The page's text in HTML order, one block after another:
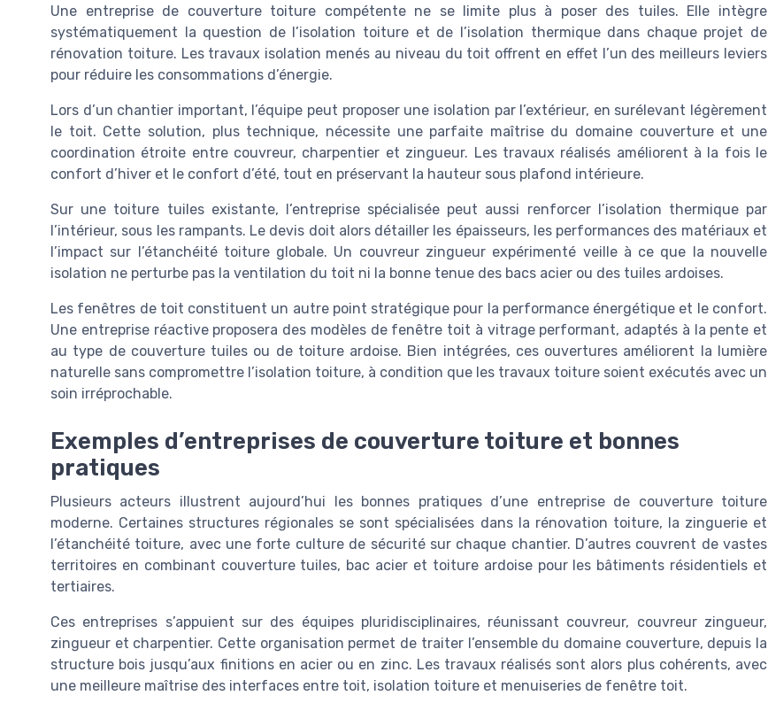
Une entreprise de couverture toiture compétente ne se limite plus à poser des tuiles. Elle intègre
systématiquement la question de l’isolation toiture et de l’isolation thermique dans chaque projet de
rénovation toiture. Les travaux isolation menés au niveau du toit offrent en effet l’un des meilleurs leviers
pour réduire les consommations d’énergie.
Lors d’un chantier important, l’équipe peut proposer une isolation par l’extérieur, en surélevant légèrement
le toit. Cette solution, plus technique, nécessite une parfaite maîtrise du domaine couverture et une
coordination étroite entre couvreur, charpentier et zingueur. Les travaux réalisés améliorent à la fois le
confort d’hiver et le confort d’été, tout en préservant la hauteur sous plafond intérieure.
Sur une toiture tuiles existante, l’entreprise spécialisée peut aussi renforcer l’isolation thermique par
l’intérieur, sous les rampants. Le devis doit alors détailler les épaisseurs, les performances des matériaux et
l’impact sur l’étanchéité toiture globale. Un couvreur zingueur expérimenté veille à ce que la nouvelle
isolation ne perturbe pas la ventilation du toit ni la bonne tenue des bacs acier ou des tuiles ardoises.
Les fenêtres de toit constituent un autre point stratégique pour la performance énergétique et le confort.
Une entreprise réactive proposera des modèles de fenêtre toit à vitrage performant, adaptés à la pente et
au type de couverture tuiles ou de toiture ardoise. Bien intégrées, ces ouvertures améliorent la lumière
naturelle sans compromettre l’isolation toiture, à condition que les travaux toiture soient exécutés avec un
soin irréprochable.
Exemples d’entreprises de couverture toiture et bonnes
pratiques
Plusieurs acteurs illustrent aujourd’hui les bonnes pratiques d’une entreprise de couverture toiture
moderne. Certaines structures régionales se sont spécialisées dans la rénovation toiture, la zinguerie et
l’étanchéité toiture, avec une forte culture de sécurité sur chaque chantier. D’autres couvrent de vastes
territoires en combinant couverture tuiles, bac acier et toiture ardoise pour les bâtiments résidentiels et
tertiaires.
Ces entreprises s’appuient sur des équipes pluridisciplinaires, réunissant couvreur, couvreur zingueur,
zingueur et charpentier. Cette organisation permet de traiter l’ensemble du domaine couverture, depuis la
structure bois jusqu’aux finitions en acier ou en zinc. Les travaux réalisés sont alors plus cohérents, avec
une meilleure maîtrise des interfaces entre toit, isolation toiture et menuiseries de fenêtre toit.